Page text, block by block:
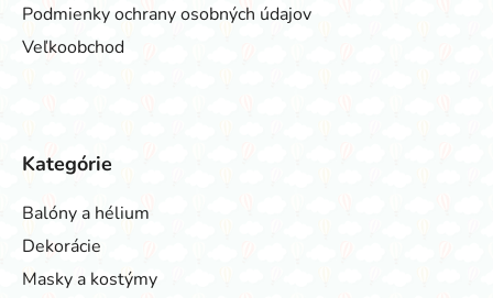
Podmienky ochrany osobných údajov
Veľkoobchod
Kategórie
Balóny a hélium
Dekorácie
Masky a kostýmy